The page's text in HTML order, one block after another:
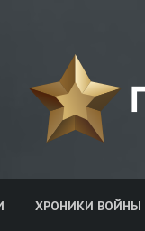
ХРОНИКИ ВОЙНЫ